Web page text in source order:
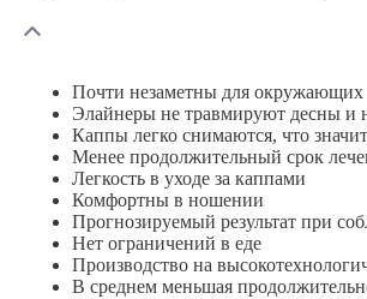
Почти незаметны для окружающих
Элайнеры не травмируют десны и
Каппы легко снимаются, что
Менее продолжительный срок
Легкость в уходе за каппами
Комфортны в ношении
Прогнозируемый результат при
Нет ограничений в еде
Производство на
В среднем меньшая